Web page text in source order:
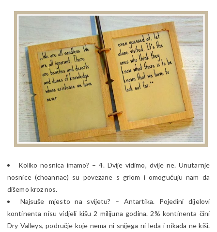
Koliko nosnica imamo? – 4. Dvije vidimo, dvije ne. Unutarnje
nosnice (choannae) su povezane s grlom i omogućuju nam da
dišemo kroz nos.
Najsuše mjesto na svijetu? – Antartika. Pojedini dijelovi
kontinenta nisu vidjeli kišu 2 milijuna godina. 2% kontinenta čini
Dry Valleys, područje koje nema ni snijega ni leda i nikada ne kiši.